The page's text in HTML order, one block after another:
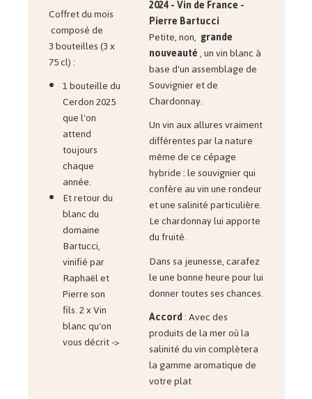
Coffret du mois
composé de
3 bouteilles (3 x
75 cl) :
1 bouteille du
Cerdon 2025
que l'on
attend
toujours
chaque
année.
Et retour du
blanc du
domaine
Bartucci,
vinifié par
Raphaël et
Pierre son
fils. 2 x Vin
blanc qu'on
vous décrit ->
2024 - Vin de France -
Pierre Bartucci
Petite, non, grande
nouveauté, un vin blanc à
base d'un assemblage de
Souvignier et de
Chardonnay.
Un vin aux allures vraiment
différentes par la nature
même de ce cépage
hybride : le souvignier qui
confère au vin une rondeur
et une salinité particulière.
Le chardonnay lui apporte
du fruité.
Dans sa jeunesse, carafez
le une bonne heure pour lui
donner toutes ses chances.
Accord: Avec des
produits de la mer où la
salinité du vin complètera
la gamme aromatique de
votre plat